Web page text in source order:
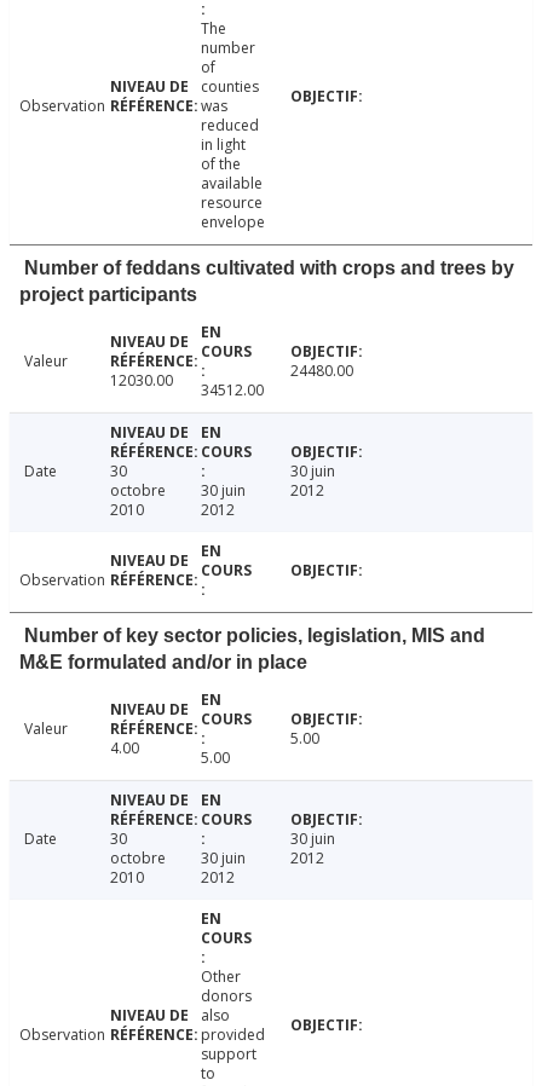
Observation
The
number
of
counties
was
reduced
in light
of the
available
resource
envelope
Number of feddans cultivated with crops and trees by
project participants
Valeur
12030.00
34512.00
24480.00
Date
30
octobre
2010
30 juin
2012
30 juin
2012
Observation
Number of key sector policies, legislation, MIS and
M&E formulated and/or in place
Valeur
4.00
5.00
5.00
Date
30
octobre
2010
30 juin
2012
30 juin
2012
Observation
Other
donors
also
provided
support
to